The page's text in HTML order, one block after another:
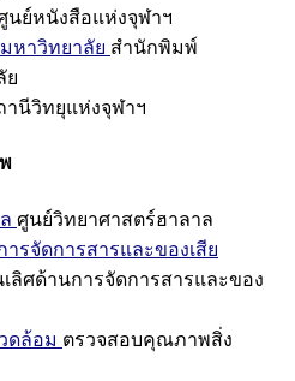
นย์หนังสือแห่งจุฬาฯ
หาวิทยาลัย สำนักพิมพ์
ย
านีวิทยุแห่งจุฬาฯ
ศูนย์วิทยาศาสตร์ฮาลาล
รจัดการสารและของเสีย
ลิศด้านการจัดการสารและของ
ดล้อม ตรวจสอบคุณภาพสิ่ง